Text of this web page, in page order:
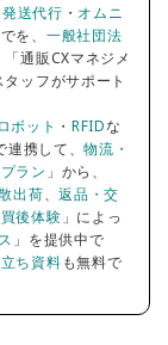
送代行 ・ オムニ
を、 一般社団法
「通販CXマネジメ
ッフがサポート
ボット ・RFIDな
連携して、物流・
ラン 」から、
出荷、返品・交
後体験 」によっ
」を提供中で
ち資料も無料で